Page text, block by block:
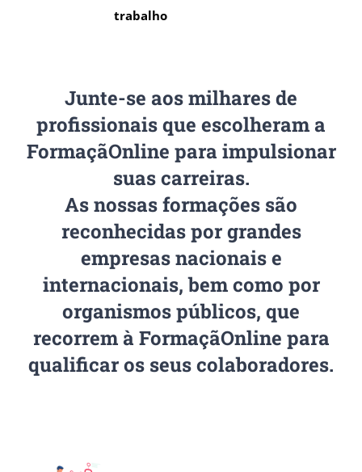
trabalho
Junte-se aos milhares de
profissionais que escolheram a
FormaçãOnline para impulsionar
suas carreiras.
As nossas formações são
reconhecidas por grandes
empresas nacionais e
internacionais, bem como por
organismos públicos, que
recorrem à FormaçãOnline para
qualificar os seus colaboradores.